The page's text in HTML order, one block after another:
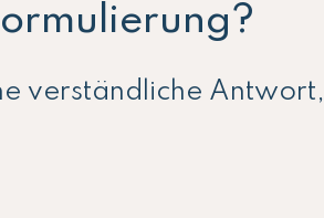
verständliche Antwort,